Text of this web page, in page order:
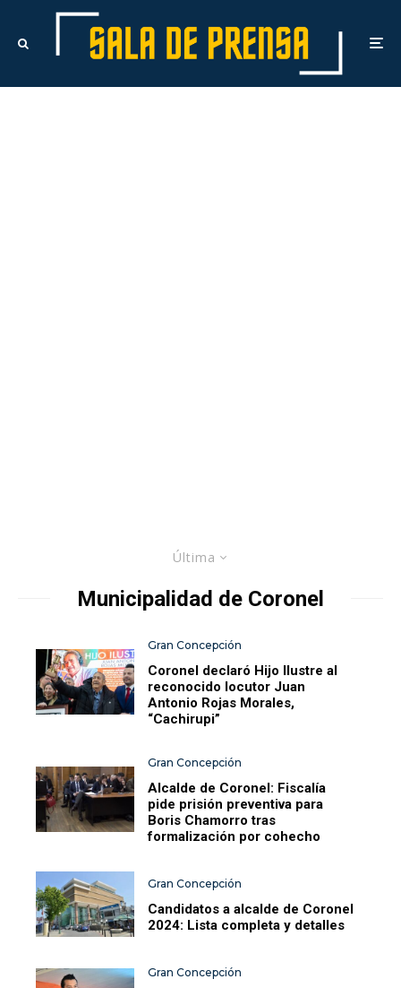
Última
Municipalidad de Coronel
Gran Concepción
Coronel declaró Hijo Ilustre al
reconocido locutor Juan
Antonio Rojas Morales,
“Cachirupi”
Gran Concepción
Alcalde de Coronel: Fiscalía
pide prisión preventiva para
Boris Chamorro tras
formalización por cohecho
Gran Concepción
Candidatos a alcalde de Coronel
2024: Lista completa y detalles
Gran Concepción